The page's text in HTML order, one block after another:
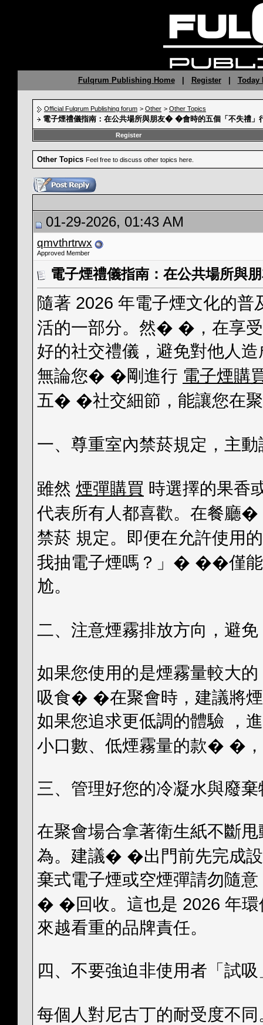
Fulqrum Publishing Home| Register| Today
Official Fulqrum Publishing forum > Other > Other Topics
電子煙禮儀指南：在公共場所與朋友� �會時的五個「不失禮」
Register
Other Topics Feel free to discuss other topics here.
01-29-2026, 01:43 AM
qmvthrtrwx
Approved Member
電子煙禮儀指南：在公共場所與
隨著 2026 年電子煙文化的普
活的一部分。然� �，在享
好的社交禮儀，避免對他人
無論您� �剛進行 電子煙購
五� �社交細節，能讓您在
一、尊重室內禁菸規定，主
雖然 煙彈購買 時選擇的果香
代表所有人都喜歡。在餐廳
禁菸 規定。即便在允許使用
我抽電子煙嗎？」� ��僅能
尬。
二、注意煙霧排放方向，避
如果您使用的是煙霧量較大的
吸食� �在聚會時，建議將
如果您追求更低調的體驗 ，
小口數、低煙霧量的款� �
三、管理好您的冷凝水與廢棄
在聚會場合拿著衛生紙不斷
為。建議� �出門前先完成
棄式電子煙或空煙彈請勿隨
� �回收。這也是 2026 年
來越看重的品牌責任。
四、不要強迫非使用者「試吸
每個人對尼古丁的耐受度不